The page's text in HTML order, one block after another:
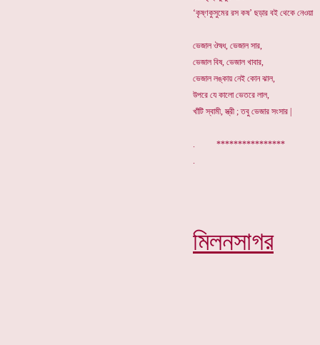
‘কৃষ্ণকুসুমের রস কষ’ ছড়ার বই থেকে নেওয়া
ভেজাল ঔষধ, ভেজাল সার,
ভেজাল বিষ, ভেজাল খাবার,
ভেজাল লঙ্কায় নেই কোন ঝাল,
উপরে যে কালো ভেতরে লাল,
খাঁটি স্বামী, স্ত্রী ; তবু ভেজার সংসার |
. ****************
মিলনসাগর